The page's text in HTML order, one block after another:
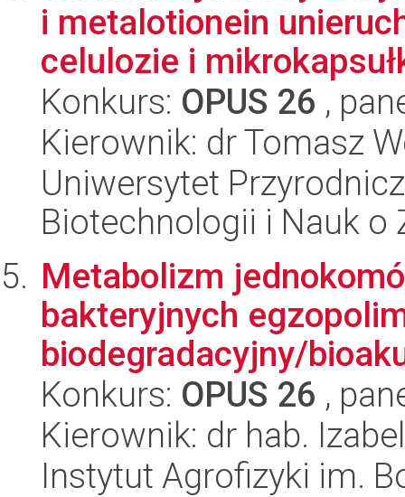
i metalotionein
celulozie i
Konkurs: OPUS 26 ,
Kierownik: dr Tomasz
Uniwersytet
Biotechnologii i Nauk o
Metabolizm
bakteryjnych
biodegradacyjny/
Konkurs: OPUS 26 ,
Kierownik: dr hab.
Instytut Agrofizyki im.